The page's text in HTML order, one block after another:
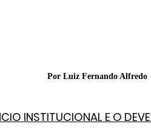
Por Luiz Fernando Alfredo
INSTITUCIONAL E O